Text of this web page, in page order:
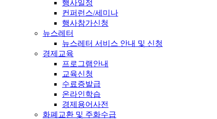
행사일정
컨퍼런스/세미나
행사참가신청
뉴스레터
뉴스레터 서비스 안내 및 신청
경제교육
프로그램안내
교육신청
수료증발급
온라인학습
경제용어사전
화폐교환 및 주화수급